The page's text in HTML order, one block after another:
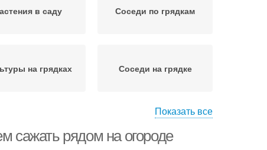
в саду Соседи по грядкам
на грядках Соседи на грядке
Показать все
сажать рядом на огороде